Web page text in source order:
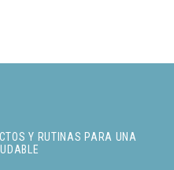
Y RUTINAS PARA UNA